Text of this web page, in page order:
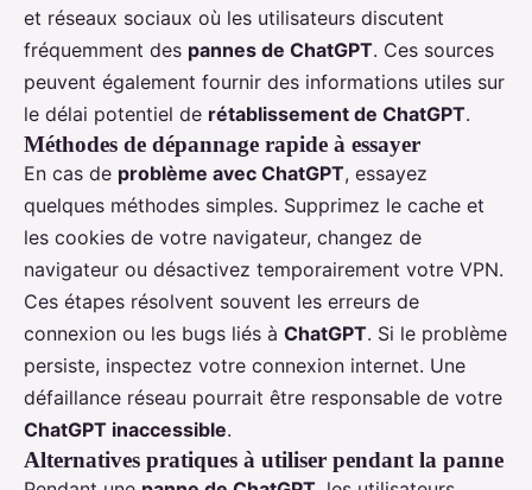
et réseaux sociaux où les utilisateurs discutent
fréquemment des pannes de ChatGPT. Ces sources
peuvent également fournir des informations utiles sur
le délai potentiel de rétablissement de ChatGPT.
Méthodes de dépannage rapide à essayer
En cas de problème avec ChatGPT, essayez
quelques méthodes simples. Supprimez le cache et
les cookies de votre navigateur, changez de
navigateur ou désactivez temporairement votre VPN.
Ces étapes résolvent souvent les erreurs de
connexion ou les bugs liés à ChatGPT. Si le problème
persiste, inspectez votre connexion internet. Une
défaillance réseau pourrait être responsable de votre
ChatGPT inaccessible.
Alternatives pratiques à utiliser pendant la panne